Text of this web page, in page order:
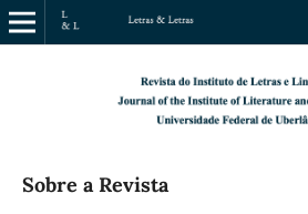
Sobre a Revista